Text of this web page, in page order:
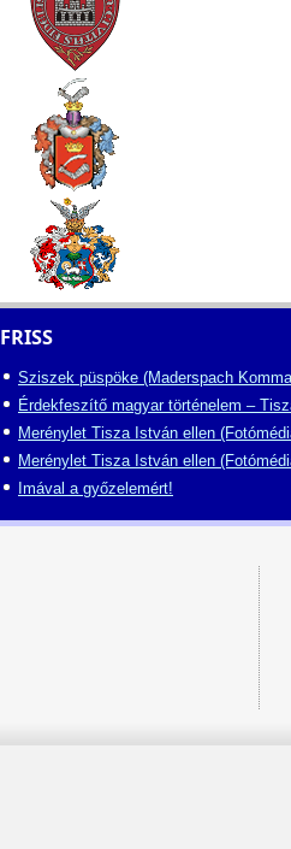
FRISS
Sziszek püspöke (Maderspach
Érdekfeszítő magyar történelem –
Merénylet Tisza István ellen
Merénylet Tisza István ellen
Imával a győzelemért!